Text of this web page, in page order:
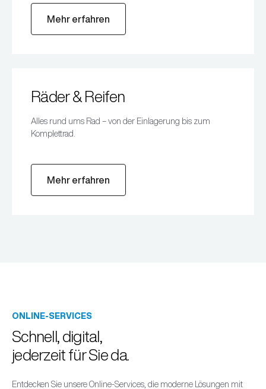
Mehr erfahren
Räder & Reifen
Alles rund ums Rad – von der Einlagerung bis zum
Komplettrad.
Mehr erfahren
ONLINE-SERVICES
Schnell, digital,
jederzeit für Sie da.
Entdecken Sie unsere Online-Services, die moderne Lösungen mit